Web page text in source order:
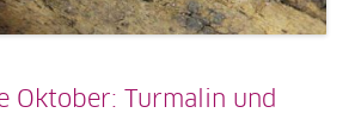
Oktober: Turmalin und